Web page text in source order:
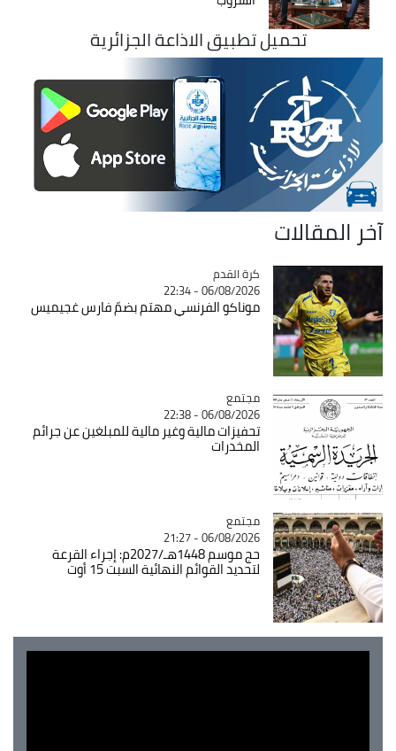
تحميل تطبيق الاذاعة الجزائرية
آخر المقالات
Catégorie
كرة القدم
06/08/2026 - 22:34
موناكو الفرنسي مهتم بضمّ فارس غجيميس
Catégorie
مجتمع
06/08/2026 - 22:38
تحفيزات مالية وغير مالية للمبلغين عن جرائم
المخدرات
Catégorie
مجتمع
06/08/2026 - 21:27
حج موسم 1448هـ/2027م: إجراء القرعة
لتحديد القوائم النهائية السبت 15 أوت